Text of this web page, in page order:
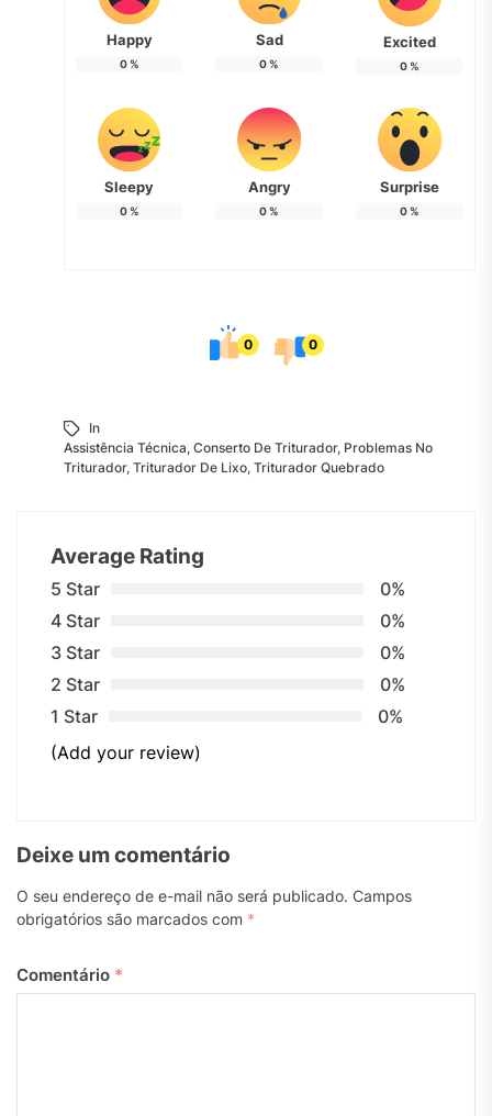
Happy
0%
Sad
0%
Excited
0%
Sleepy
0%
Angry
0%
Surprise
0%
0 0
In
Assistência Técnica, Conserto De Triturador, Problemas No
Triturador, Triturador De Lixo, Triturador Quebrado
Average Rating
5 Star
0%
4 Star
0%
3 Star
0%
2 Star
0%
1 Star
0%
(Add your review)
Deixe um comentário
O seu endereço de e-mail não será publicado. Campos
obrigatórios são marcados com *
Comentário *